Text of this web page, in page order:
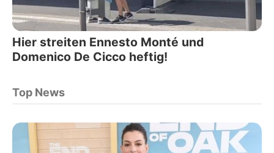
Hier streiten Ennesto Monté und
Domenico De Cicco heftig!
Top News